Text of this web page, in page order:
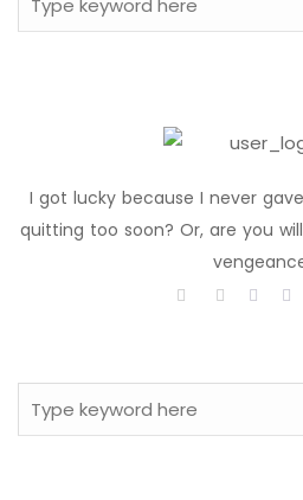
I got lucky because I never
quitting too soon? Or, are you